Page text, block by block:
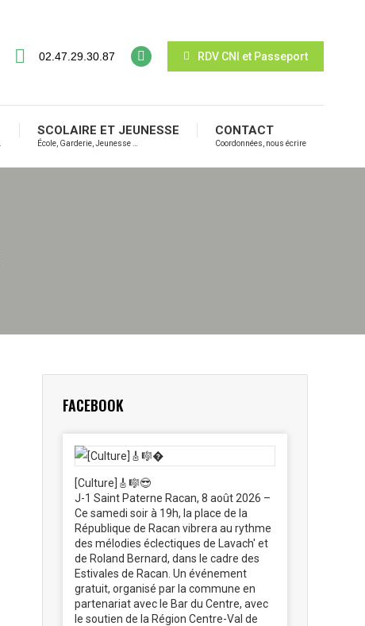
02.47.29.30.87 RDV CNI et Passeport
SCOLAIRE ET JEUNESSE
École, Garderie, Jeunesse …
CONTACT
Coordonnées, nous écrire
FACEBOOK
[Culture]🎸🎼😎
J-1 Saint Paterne Racan, 8 août 2026 –
Ce samedi soir à 19h, la place de la
République de Racan vibrera au rythme
des mélodies éclectiques de Lavach' et
de Roland Bernard, dans le cadre des
Estivales de Racan. Un événement
gratuit, organisé par la commune en
partenariat avec le Bar du Centre, avec
le soutien de la Région Centre-Val de